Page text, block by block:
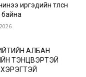
иргэдийн төлсөн
байна
АЛБАН
ТЭНЦВЭРТЭЙ